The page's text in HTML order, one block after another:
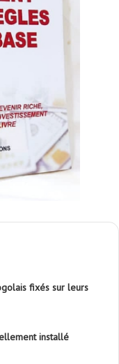
fixés sur leurs
installé